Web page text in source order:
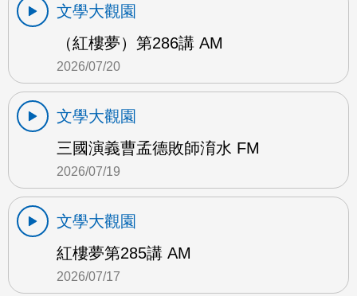
文學大觀園
（紅樓夢）第286講 AM
2026/07/20
文學大觀園
三國演義曹孟德敗師淯水 FM
2026/07/19
文學大觀園
紅樓夢第285講 AM
2026/07/17